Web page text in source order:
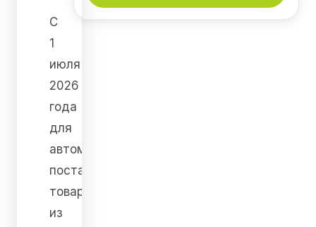
С
1
июля
2026
года
для
автомобильных
поставок
товаров
из